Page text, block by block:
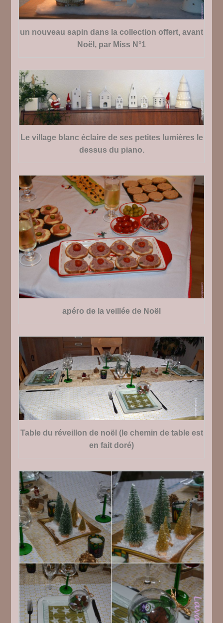
un nouveau sapin dans la collection offert, avant
Noël, par Miss N°1
Le village blanc éclaire de ses petites lumières le
dessus du piano.
apéro de la veillée de Noël
Table du réveillon de noël (le chemin de table est
en fait doré)